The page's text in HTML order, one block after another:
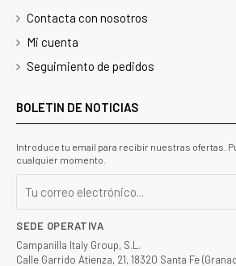
Contacta con nosotros
Mi cuenta
Seguimiento de pedidos
BOLETIN DE NOTICIAS
Introduce tu email para recibir nuestras ofertas.
cualquier momento.
SEDE OPERATIVA
Campanilla Italy Group, S.L.
Calle Garrido Atienza, 21, 18320 Santa Fe